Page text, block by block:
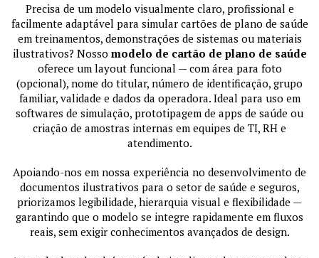
Precisa de um modelo visualmente claro, profissional e
facilmente adaptável para simular cartões de plano de saúde
em treinamentos, demonstrações de sistemas ou materiais
ilustrativos? Nosso modelo de cartão de plano de saúde
oferece um layout funcional — com área para foto
(opcional), nome do titular, número de identificação, grupo
familiar, validade e dados da operadora. Ideal para uso em
softwares de simulação, prototipagem de apps de saúde ou
criação de amostras internas em equipes de TI, RH e
atendimento.
Apoiando-nos em nossa experiência no desenvolvimento de
documentos ilustrativos para o setor de saúde e seguros,
priorizamos legibilidade, hierarquia visual e flexibilidade —
garantindo que o modelo se integre rapidamente em fluxos
reais, sem exigir conhecimentos avançados de design.